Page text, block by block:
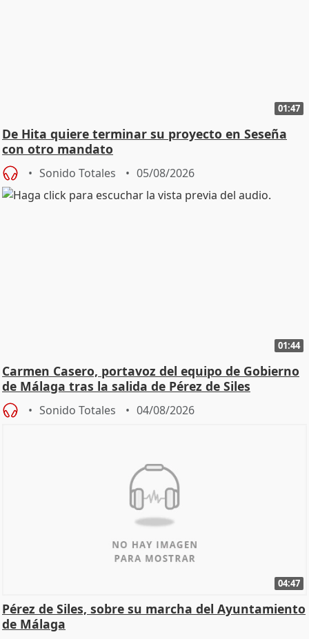
01:47
De Hita quiere terminar su proyecto en Seseña
con otro mandato
Sonido Totales 05/08/2026
01:44
Carmen Casero, portavoz del equipo de Gobierno
de Málaga tras la salida de Pérez de Siles
Sonido Totales 04/08/2026
04:47
Pérez de Siles, sobre su marcha del Ayuntamiento
de Málaga